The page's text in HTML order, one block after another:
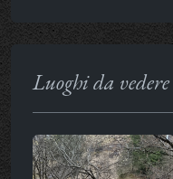
Luoghi da vedere